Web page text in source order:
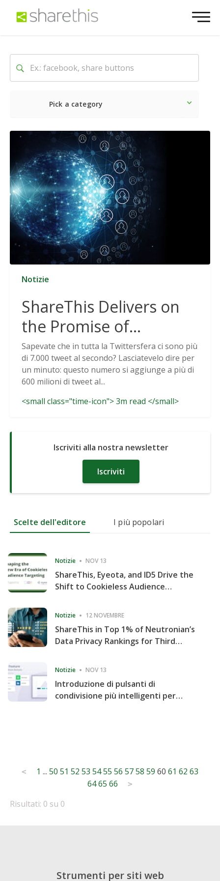
Pick a category
Ultime notizie Sociale
Notizie
ShareThis Delivers on
the Promise of
Cookieless Data
Solutions
Sapevate che in tutta la Twittersfera ci sono più
di 7.000 tweet al secondo? Lasciatevelo dire per
un minuto: questo numero si aggiunge a più di
600 milioni di tweet al...
<small class="time-icon"> 3m read </small>
Iscriviti alla nostra newsletter
Iscriviti
Scelte dell'editore I più popolari
Notizie NOV 13
ShareThis, Eyeota, and ID5 Drive the
Shift to Cookieless Audience
Notizie 12 NOVEMBRE
ShareThis in Top 1% of Neutronian’s
Data Privacy Rankings for Third
Notizie NOV 13
Introduzione di pulsanti di
condivisione più intelligenti per
Posts
pagination
< 1 ... 50 51 52 53 5455 56 5758 59 60 61 62 63
6465 66 >
Risultati: 0 su 0
Strumenti per siti web